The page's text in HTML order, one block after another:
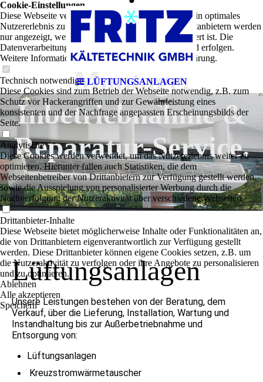
LÜFTUNGSANLAGEN
Lieferung,
Montage,
Inbetriebnahme &
Reparatur-Service.
Lüftungsanlagen
Unsere Leistungen bestehen von der Beratung, dem
Verkauf, über die Lieferung, Installation, Wartung und
Instandhaltung bis zur Außerbetriebnahme und
Entsorgung von:
Lüftungsanlagen
Kreuzstromwärmetauscher
Cookie-Einstellungen
Diese Webseite verwendet Cookies, um Besuchern ein optimales
Nutzererlebnis zu bieten. Bestimmte Inhalte von Drittanbietern werden
nur angezeigt, wenn die entsprechende Option aktiviert ist. Die
Datenverarbeitung kann dann auch in einem Drittland erfolgen.
Weitere Informationen hierzu in der Datenschutzerklärung.
Technisch notwendige
Diese Cookies sind zum Betrieb der Webseite notwendig, z.B. zum
Schutz vor Hackerangriffen und zur Gewährleistung eines
konsistenten und der Nachfrage angepassten Erscheinungsbilds der
Seite.
Analytische
Diese Cookies werden verwendet, um das Nutzererlebnis weiter zu
optimieren. Hierunter fallen auch Statistiken, die dem
Webseitenbetreiber von Drittanbietern zur Verfügung gestellt werden,
sowie die Ausspielung von personalisierter Werbung durch die
Nachverfolgung der Nutzeraktivität über verschiedene Webseiten.
Drittanbieter-Inhalte
Diese Webseite bietet möglicherweise Inhalte oder Funktionalitäten an,
die von Drittanbietern eigenverantwortlich zur Verfügung gestellt
werden. Diese Drittanbieter können eigene Cookies setzen, z.B. um
die Nutzeraktivität zu verfolgen oder ihre Angebote zu personalisieren
und zu optimieren.
Ablehnen
Alle akzeptieren
Speichern